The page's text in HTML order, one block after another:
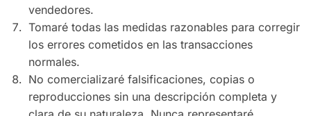
vendedores.
Tomaré todas las medidas razonables para corregir
los errores cometidos en las transacciones
normales.
No comercializaré falsificaciones, copias o
reproducciones sin una descripción completa y